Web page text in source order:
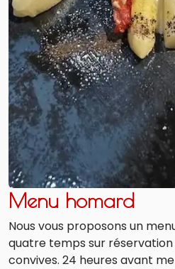
Menu homard
Nous vous proposons un
quatre temps sur
convives. 24 heures avant